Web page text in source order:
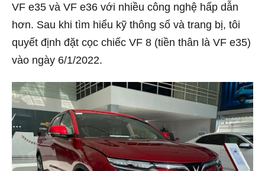
VF e35 và VF e36 với nhiều công nghệ hấp dẫn
hơn. Sau khi tìm hiểu kỹ thông số và trang bị, tôi
quyết định đặt cọc chiếc VF 8 (tiền thân là VF e35)
vào ngày 6/1/2022.